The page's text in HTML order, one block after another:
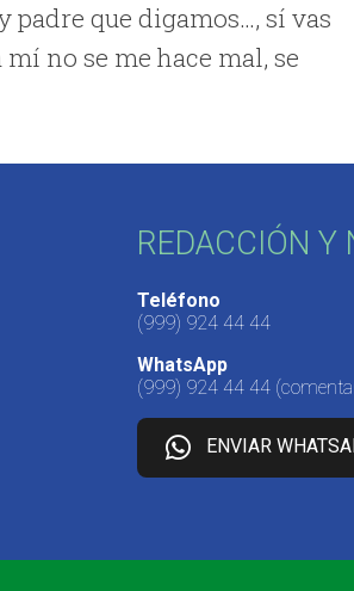
padre que digamos…, sí vas
no se me hace mal, se
REDACCIÓN Y
Teléfono
(999) 924 44 44
WhatsApp
(999) 924 44 44
ENVIAR